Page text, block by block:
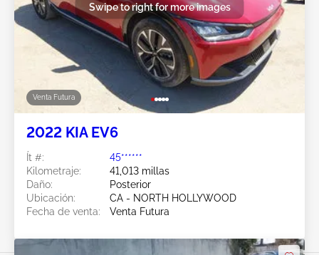
Venta Futura
Swipe to right for more images
2022 KIA EV6
Ít #:
45******
Kilometraje:
41,013 millas
Daño:
Posterior
Ubicación:
CA - NORTH HOLLYWOOD
Fecha de venta:
Venta Futura